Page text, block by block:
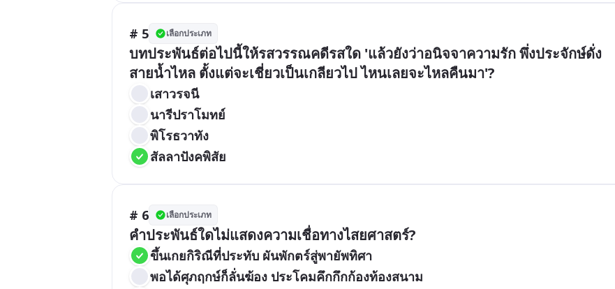
# 5 เลือกประเภท
บทประพันธ์ต่อไปนี้ให้รสวรรณคดีรสใด 'แล้วยังว่าอนิจจาความรัก พึ่งประจักษ์ดั่ง
สายน้ำไหล ตั้งแต่จะเชี่ยวเป็นเกลียวไป ไหนเลยจะไหลคืนมา'?
เสาวรจนี
นารีปราโมทย์
พิโรธวาทัง
สัลลาปังคพิสัย
# 6 เลือกประเภท
คำประพันธ์ใดไม่แสดงความเชื่อทางไสยศาสตร์?
ขึ้นเกยกิริณีที่ประทับ ผันพักตร์สู่พายัพทิศา
พอได้ศุภฤกษ์ก็ลั่นฆ้อง ประโคมคึกกึกก้องท้องสนาม